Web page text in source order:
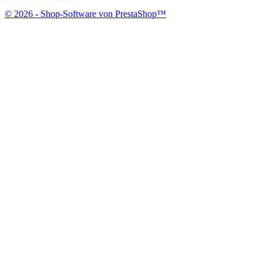
© 2026 - Shop-Software von PrestaShop™